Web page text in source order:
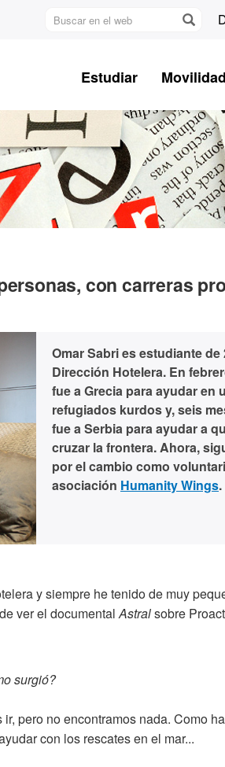
Buscar
Estudiar
con carreras
Omar Sabri es estudiante de
Dirección Hotelera. En
fue a Grecia para ayudar en
refugiados kurdos y, seis
fue a Serbia para ayudar a
cruzar la frontera. Ahora,
por el cambio como
asociación Humanity Wings.
y siempre he tenido de muy
ver el documental Astralsobre
surgió?
pero no encontramos nada. Como
con los rescates en el mar...